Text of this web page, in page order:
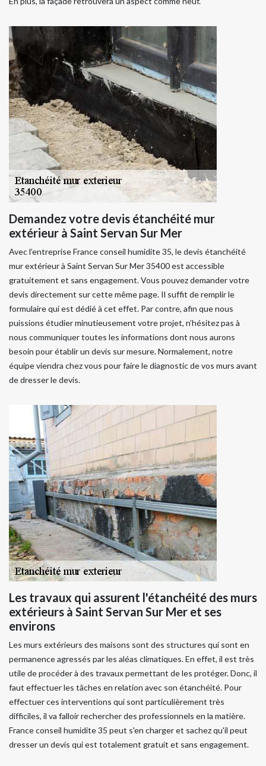
Demandez votre devis étanchéité mur
extérieur à Saint Servan Sur Mer
Avec l’entreprise France conseil humidite 35, le devis étanchéité
mur extérieur à Saint Servan Sur Mer 35400 est accessible
gratuitement et sans engagement. Vous pouvez demander votre
devis directement sur cette même page. Il suffit de remplir le
formulaire qui est dédié à cet effet. Par contre, afin que nous
puissions étudier minutieusement votre projet, n’hésitez pas à
nous communiquer toutes les informations dont nous aurons
besoin pour établir un devis sur mesure. Normalement, notre
équipe viendra chez vous pour faire le diagnostic de vos murs avant
de dresser le devis.
Les travaux qui assurent l'étanchéité des murs
extérieurs à Saint Servan Sur Mer et ses
environs
Les murs extérieurs des maisons sont des structures qui sont en
permanence agressés par les aléas climatiques. En effet, il est très
utile de procéder à des travaux permettant de les protéger. Donc, il
faut effectuer les tâches en relation avec son étanchéité. Pour
effectuer ces interventions qui sont particulièrement très
difficiles, il va falloir rechercher des professionnels en la matière.
France conseil humidite 35 peut s'en charger et sachez qu'il peut
dresser un devis qui est totalement gratuit et sans engagement.